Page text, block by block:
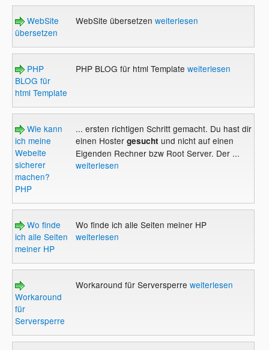
WebSite
übersetzen
WebSite übersetzen weiterlesen
PHP
BLOG für
html Template
PHP BLOG für html Template weiterlesen
Wie kann
ich meine
Webeite
sicherer
machen?
PHP
... ersten richtigen Schritt gemacht. Du hast dir
einen Hostergesucht und nicht auf einen
Eigenden Rechner bzw Root Server. Der ...
weiterlesen
Wo finde
ich alle Seiten
meiner HP
Wo finde ich alle Seiten meiner HP
weiterlesen
Workaround
für
Serversperre
Workaround für Serversperre weiterlesen